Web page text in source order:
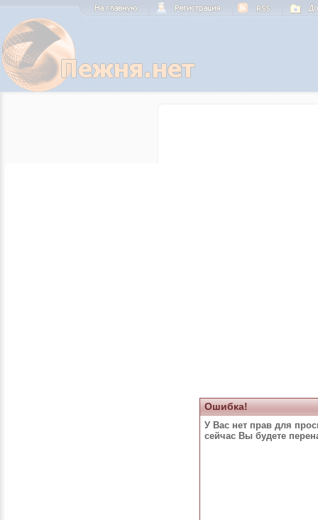
Ошибка!
У Вас нет прав для
сейчас Вы будете